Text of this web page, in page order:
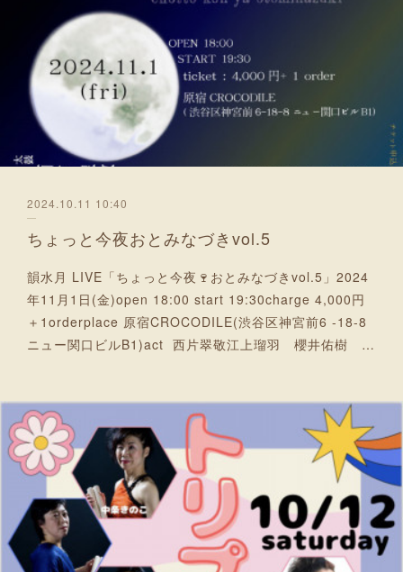
2024.10.11 10:40
ちょっと今夜おとみなづきvol.5
韻水月 LIVE「ちょっと今夜🍷おとみなづきvol.5」2024
年11月1日(金)open 18:00 start 19:30charge 4,000円
＋1orderplace 原宿CROCODILE(渋谷区神宮前6 -18-8
ニュー関口ビルB1)act 西片翠敬江上瑠羽 櫻井佑樹 …